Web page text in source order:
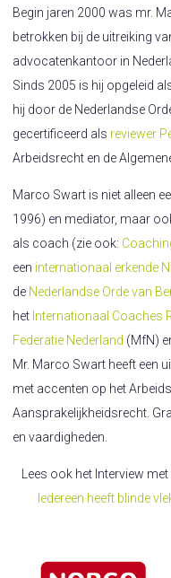
Begin jaren 2000 was mr.
betrokken bij de uitreiking
advocatenkantoor in
Sinds 2005 is hij opgeleid
hij door de Nederlandse
gecertificeerd als reviewer
Arbeidsrecht en de
Marco Swart is niet alleen
1996) en mediator, maar
als coach (zie ook:
een internationaal erkende
de Nederlandse Orde van
het Internationaal Coaches
Federatie Nederland (MfN)
Mr. Marco Swart heeft een
met accenten op het
Aansprakelijkheidsrecht.
en vaardigheden.
Lees ook het Interview
Iedereen heeft blinde